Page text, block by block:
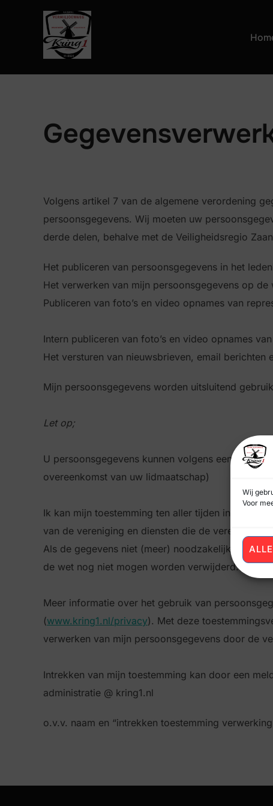
Wij
Voor
Volgens artikel 7 van de algemene verordening
persoonsgegevens. Wij moeten uw
derde delen, behalve met de Veiligheidsregio
Het publiceren van persoonsgegevens in het
Het verwerken van mijn persoonsgegevens op
Publiceren van foto’s en video opnames van
Intern publiceren van foto’s en video opnames
Het versturen van nieuwsbrieven, email berichten
Mijn persoonsgegevens worden uitsluitend
Let op;
U persoonsgegevens kunnen volgens een
overeenkomst van uw lidmaatschap)
Ik kan mijn toestemming ten aller tijden intrekken
van de vereniging en diensten die de vereniging
Als de gegevens niet (meer) noodzakelijk zijn
de wet nog niet mogen worden verwijderd.
Meer informatie over het gebruik van
(www.kring1.nl/privacy). Met deze
verwerken van mijn persoonsgegevens door de
Intrekken van mijn toestemming kan door een
administratie @ kring1.nl
o.v.v. naam en “intrekken toestemming